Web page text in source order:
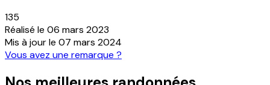
135
Réalisé le 06 mars 2023
Mis à jour le 07 mars 2024
Vous avez une remarque ?